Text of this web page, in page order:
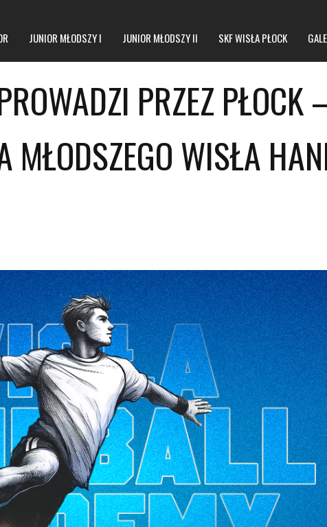
JUNIOR MŁODSZY I JUNIOR MŁODSZY II SKF WISŁA PŁOCK
PRZEZ PŁOCK
MŁODSZEGO WISŁA